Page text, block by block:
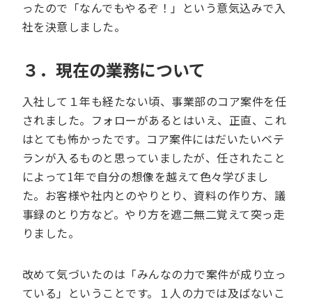
ったので「なんでもやるぞ！」という意気込みで入
社を決意しました。
３．現在の業務について
入社して１年も経たない頃、事業部のコア案件を任
されました。フォローがあるとはいえ、正直、これ
はとても怖かったです。コア案件にはだいたいベテ
ランが入るものと思っていましたが、任されたこと
によって1年で自分の想像を越えて色々学びまし
た。お客様や社内とのやりとり、資料の作り方、議
事録のとり方など。やり方を遮二無二覚えて突っ走
りました。
改めて気づいたのは「みんなの力で案件が成り立っ
ている」ということです。１人の力では及ばないこ